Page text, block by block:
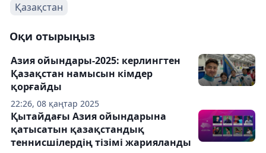
Қазақстан
Оқи отырыңыз
22:26, 08 қаңтар 2025
Азия ойындары-2025: керлингтен
Қазақстан намысын кімдер
қорғайды
Қытайдағы Азия ойындарына
қатысатын қазақстандық
теннисшілердің тізімі жарияланды